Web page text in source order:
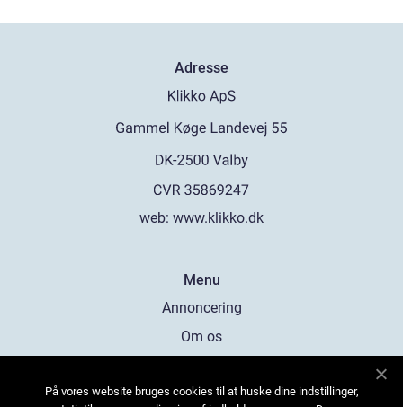
Adresse
web: www.klikko.dk
Menu
Annoncering
Om os
Kontakt os
På vores website bruges cookies til at huske dine indstillinger,